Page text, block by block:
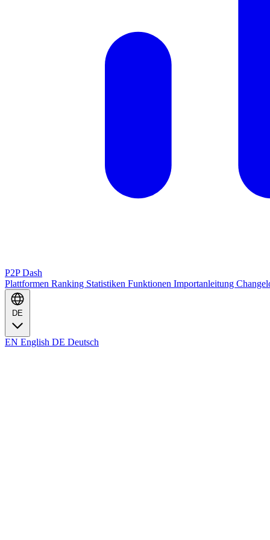
P2P Dash
Plattformen Ranking Statistiken Funktionen Importanleitung
DE
EN English DE Deutsch